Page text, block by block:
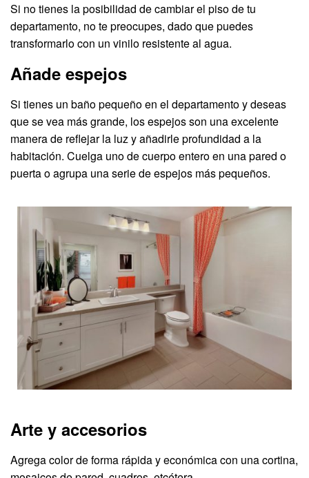
Si no tienes la posibilidad de cambiar el piso de tu
departamento, no te preocupes, dado que puedes
transformarlo con un vinilo resistente al agua.
Añade espejos
Si tienes un baño pequeño en el departamento y deseas
que se vea más grande, los espejos son una excelente
manera de reflejar la luz y añadirle profundidad a la
habitación. Cuelga uno de cuerpo entero en una pared o
puerta o agrupa una serie de espejos más pequeños.
Arte y accesorios
Agrega color de forma rápida y económica con una cortina,